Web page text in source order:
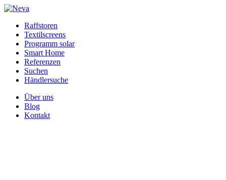
Raffstoren
Textilscreens
Programm solar
Smart Home
Referenzen
Suchen
Händlersuche
Über uns
Blog
Kontakt